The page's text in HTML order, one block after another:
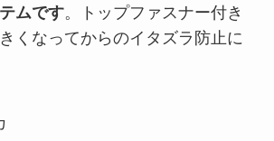
ムです。トップファスナー付き
くなってからのイタズラ防止に